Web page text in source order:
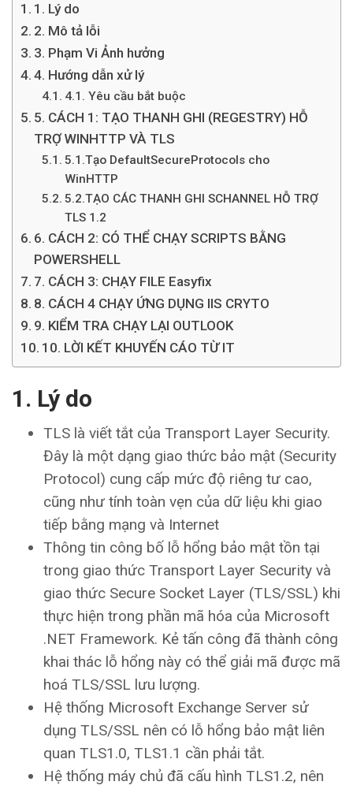
1. Lý do
2. Mô tả lỗi
3. Phạm Vi Ảnh hưởng
4. Hướng dẫn xử lý
4.1. Yêu cầu bắt buộc
5. CÁCH 1: TẠO THANH GHI (REGESTRY) HỖ
TRỢ WINHTTP VÀ TLS
5.1.Tạo DefaultSecureProtocols cho
WinHTTP
5.2.TẠO CÁC THANH GHI SCHANNEL HỖ TRỢ
TLS 1.2
6. CÁCH 2: CÓ THỂ CHẠY SCRIPTS BẰNG
POWERSHELL
7. CÁCH 3: CHẠY FILE Easyfix
8. CÁCH 4 CHẠY ỨNG DỤNG IIS CRYTO
9. KIỂM TRA CHẠY LẠI OUTLOOK
10. LỜI KẾT KHUYẾN CÁO TỪ IT
1. Lý do
TLS là viết tắt của Transport Layer Security.
Đây là một dạng giao thức bảo mật (Security
Protocol) cung cấp mức độ riêng tư cao,
cũng như tính toàn vẹn của dữ liệu khi giao
tiếp bằng mạng và Internet
Thông tin công bố lỗ hổng bảo mật tồn tại
trong giao thức Transport Layer Security và
giao thức Secure Socket Layer (TLS/SSL) khi
thực hiện trong phần mã hóa của Microsoft
.NET Framework. Kẻ tấn công đã thành công
khai thác lỗ hổng này có thể giải mã được mã
hoá TLS/SSL lưu lượng.
Hệ thống Microsoft Exchange Server sử
dụng TLS/SSL nên có lỗ hổng bảo mật liên
quan TLS1.0, TLS1.1 cần phải tắt.
Hệ thống máy chủ đã cấu hình TLS1.2, nên